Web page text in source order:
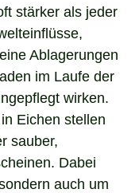
stärker als jeder
Ablagerungen
im Laufe der
wirken.
Eichen stellen
sauber,
Dabei
auch um